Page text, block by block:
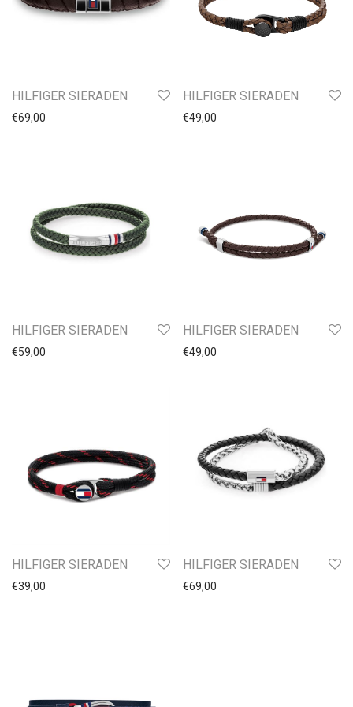
Ringen Kinder
Ringen Dames
HILFIGER SIERADEN
€69,00
HILFIGER SIERADEN
€49,00
HILFIGER SIERADEN
€59,00
HILFIGER SIERADEN
€49,00
HILFIGER SIERADEN
€39,00
HILFIGER SIERADEN
€69,00